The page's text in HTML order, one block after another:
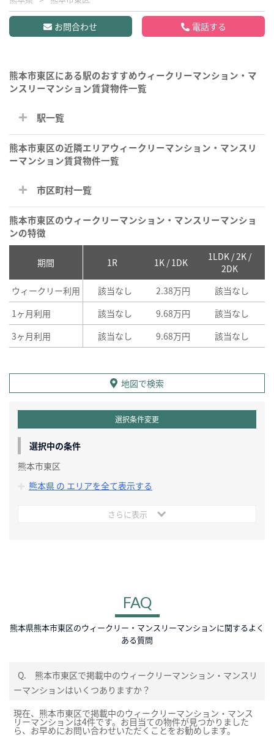
お問合わせ 電話する
熊本市東区にある駅のおすすめウィークリーマンション・マ
ンスリーマンション賃貸物件一覧
駅一覧
熊本市東区の近隣エリアウィークリーマンション・マンスリ
ーマンション賃貸物件一覧
市区町村一覧
熊本市東区のウィークリーマンション・マンスリーマンショ
ンの特徴
期間 1R 1K / 1DK
1LDK / 2K /
2DK
ウィークリー利用 該当なし 2.38万円 該当なし
1ヶ月利用
該当なし 9.68万円 該当なし
3ヶ月利用
該当なし 9.68万円 該当なし
地図で検索
選択条件変更
選択中の条件
熊本市東区
熊本県 の エリアを全て表示する
さらに表示
FAQ
熊本県熊本市東区のウィークリー・マンスリーマンションに関するよく
ある質問
Q.
熊本市東区で掲載中のウィークリーマンション・マンスリ
ーマンションはいくつありますか？
現在、熊本市東区で掲載中のウィークリーマンション・マンス
リーマンションは4件です。お目当ての物件が見つかりました
ら、お早めにお問い合わせいただくことをお勧めします。